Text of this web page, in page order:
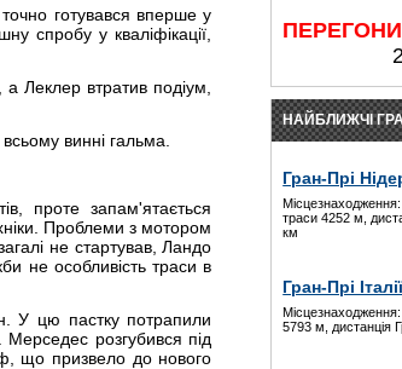
готувався вперше у
спробу у кваліфікації,
Леклер втратив подіум,
винні гальма.
проте запам'ятається
Проблеми з мотором
не стартував, Ландо
не особливість траси в
У цю пастку потрапили
Мерседес розгубився під
що призвело до нового
ПЕРЕГОНИ
НАЙБЛИЖЧІ
Гран-Прі
траси 4252 м,
км
Гран-Прі
5793 м, дистанція